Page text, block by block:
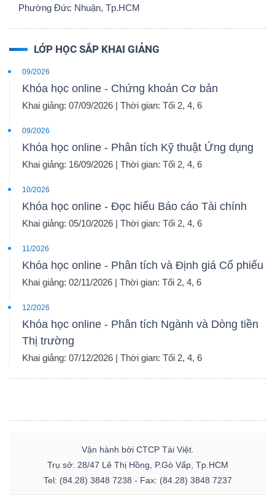
Phường Đức Nhuận, Tp.HCM
LỚP HỌC SẮP KHAI GIẢNG
09/2026
Khóa học online - Chứng khoán Cơ bản
Khai giảng: 07/09/2026 | Thời gian: Tối 2, 4, 6
09/2026
Khóa học online - Phân tích Kỹ thuật Ứng dụng
Khai giảng: 16/09/2026 | Thời gian: Tối 2, 4, 6
10/2026
Khóa học online - Đọc hiểu Báo cáo Tài chính
Khai giảng: 05/10/2026 | Thời gian: Tối 2, 4, 6
11/2026
Khóa học online - Phân tích và Định giá Cổ phiếu
Khai giảng: 02/11/2026 | Thời gian: Tối 2, 4, 6
12/2026
Khóa học online - Phân tích Ngành và Dòng tiền
Thị trường
Khai giảng: 07/12/2026 | Thời gian: Tối 2, 4, 6
Vận hành bởi CTCP Tài Việt.
Trụ sở: 28/47 Lê Thị Hồng, P.Gò Vấp, Tp.HCM
Tel: (84.28) 3848 7238 - Fax: (84.28) 3848 7237